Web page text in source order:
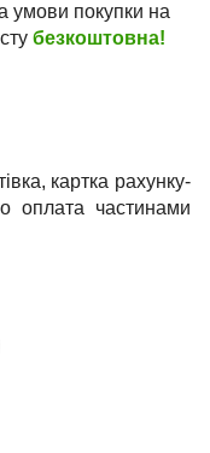
умови покупки на
безкоштовна!
картка рахунку-
оплата частинами